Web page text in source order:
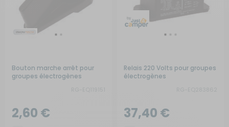
Bouton marche arrêt pour
groupes électrogènes
2,60 €
Relais 220 Volts pour groupes
électrogènes
37,40 €